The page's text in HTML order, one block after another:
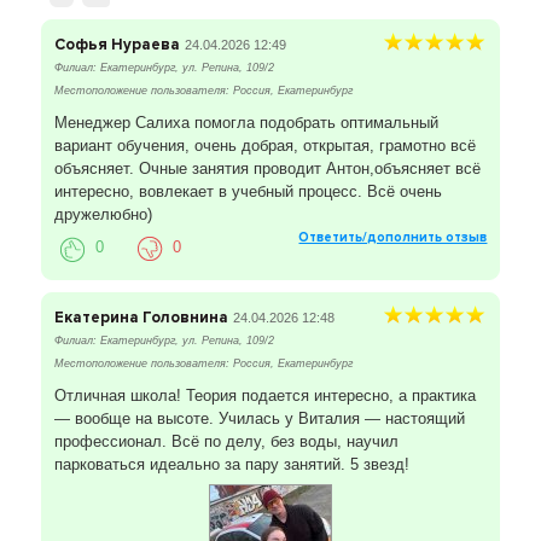
специальные условия на обучение вождению.
Выбирай для себя лучшее!
Софья Нураева 24.04.2026 12:49
Филиал: Екатеринбург, ул. Репина, 109/2
Местоположение пользователя: Россия, Екатеринбург
Менеджер Салиха помогла подобрать оптимальный
вариант обучения, очень добрая, открытая, грамотно всё
объясняет. Очные занятия проводит Антон,объясняет всё
интересно, вовлекает в учебный процесс. Всё очень
дружелюбно)
Ответить/дополнить отзыв
0 0
Екатерина Головнина 24.04.2026 12:48
Филиал: Екатеринбург, ул. Репина, 109/2
Местоположение пользователя: Россия, Екатеринбург
Отличная школа! Теория подается интересно, а практика
— вообще на высоте. Училась у Виталия — настоящий
профессионал. Всё по делу, без воды, научил
парковаться идеально за пару занятий. 5 звезд!